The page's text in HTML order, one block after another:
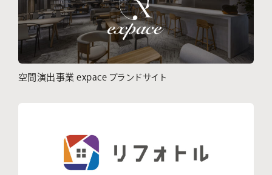
空間演出事業 expace ブランドサイト